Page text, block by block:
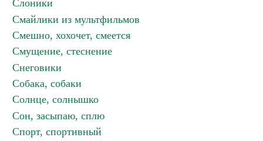
Слоники
Смайлики из мультфильмов
Смешно, хохочет, смеется
Смущение, стеснение
Снеговики
Собака, собаки
Солнце, солнышко
Сон, засыпаю, сплю
Спорт, спортивный